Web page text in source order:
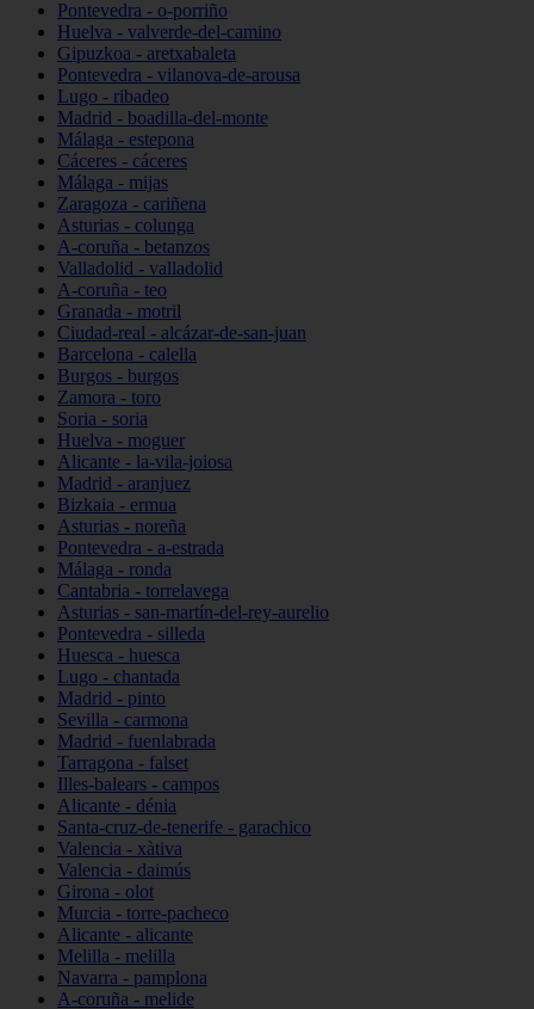
Pontevedra - o-porriño
Huelva - valverde-del-camino
Gipuzkoa - aretxabaleta
Pontevedra - vilanova-de-arousa
Lugo - ribadeo
Madrid - boadilla-del-monte
Málaga - estepona
Cáceres - cáceres
Málaga - mijas
Zaragoza - cariñena
Asturias - colunga
A-coruña - betanzos
Valladolid - valladolid
A-coruña - teo
Granada - motril
Ciudad-real - alcázar-de-san-juan
Barcelona - calella
Burgos - burgos
Zamora - toro
Soria - soria
Huelva - moguer
Alicante - la-vila-joiosa
Madrid - aranjuez
Bizkaia - ermua
Asturias - noreña
Pontevedra - a-estrada
Málaga - ronda
Cantabria - torrelavega
Asturias - san-martín-del-rey-aurelio
Pontevedra - silleda
Huesca - huesca
Lugo - chantada
Madrid - pinto
Sevilla - carmona
Madrid - fuenlabrada
Tarragona - falset
Illes-balears - campos
Alicante - dénia
Santa-cruz-de-tenerife - garachico
Valencia - xàtiva
Valencia - daimús
Girona - olot
Murcia - torre-pacheco
Alicante - alicante
Melilla - melilla
Navarra - pamplona
A-coruña - melide